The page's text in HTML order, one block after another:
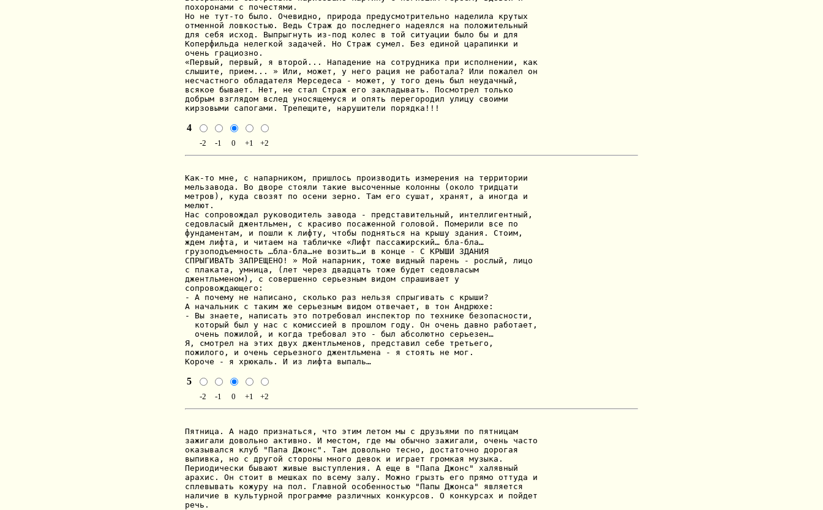
похоронами с почестями.
Но не тут-то было. Очевидно, природа предусмотрительно наделила крутых
отменной ловкостью. Ведь Страж до последнего надеялся на положительный
для себя исход. Выпрыгнуть из-под колес в той ситуации было бы и для
Коперфильда нелегкой задачей. Но Страж сумел. Без единой царапинки и
очень грациозно.
«Первый, первый, я второй... Нападение на сотрудника при исполнении, как
слышите, прием... » Или, может, у него рация не работала? Или пожалел он
несчастного обладателя Мерседеса - может, у того день был неудачный,
всякое бывает. Нет, не стал Страж его закладывать. Посмотрел только
добрым взглядом вслед уносящемуся и опять перегородил улицу своими
кирзовыми сапогами. Трепещите, нарушители порядка!!!
4
-2 -1 0 +1 +2
Как-то мне, с напарником, пришлось производить измерения на территории
мельзавода. Во дворе стояли такие высоченные колонны (около тридцати
метров), куда свозят по осени зерно. Там его сушат, хранят, а иногда и
мелют.
Нас сопровождал руководитель завода - представительный, интеллигентный,
седовласый джентльмен, с красиво посаженной головой. Померили все по
фундаментам, и пошли к лифту, чтобы подняться на крышу здания. Стоим,
ждем лифта, и читаем на табличке «Лифт пассажирский… бла-бла…
грузоподъемность …бла-бла…не возить…и в конце - С КРЫШИ ЗДАНИЯ
СПРЫГИВАТЬ ЗАПРЕЩЕНО! » Мой напарник, тоже видный парень - рослый, лицо
с плаката, умница, (лет через двадцать тоже будет седовласым
джентльменом), с совершенно серьезным видом спрашивает у
сопровождающего:
- А почему не написано, сколько раз нельзя спрыгивать с крыши?
А начальник с таким же серьезным видом отвечает, в тон Андрюхе:
- Вы знаете, написать это потребовал инспектор по технике безопасности,
  который был у нас с комиссией в прошлом году. Он очень давно работает,
  очень пожилой, и когда требовал это - был абсолютно серьезен…
Я, смотрел на этих двух джентльменов, представил себе третьего,
пожилого, и очень серьезного джентльмена - я стоять не мог.
Короче - я хрюкаль. И из лифта выпаль…
5
-2 -1 0 +1 +2
Пятница. А надо признаться, что этим летом мы с друзьями по пятницам
зажигали довольно активно. И местом, где мы обычно зажигали, очень часто
оказывался клуб "Папа Джонс". Там довольно тесно, достаточно дорогая
выпивка, но с другой стороны много девок и играет громкая музыка.
Периодически бывают живые выступления. А еще в "Папа Джонс" халявный
арахис. Он стоит в мешках по всему залу. Можно грызть его прямо оттуда и
сплевывать кожуру на пол. Главной особенностью "Папы Джонса" является
наличие в культурной программе различных конкурсов. О конкурсах и пойдет
речь.